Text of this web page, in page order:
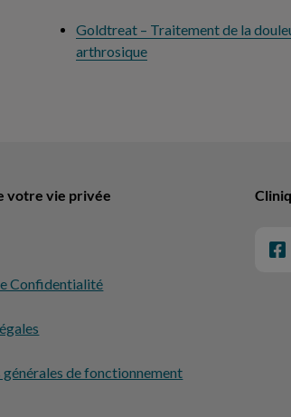
Goldtreat – Traitement de la
arthrosique
votre vie privée
Confidentialité
de fonctionnement